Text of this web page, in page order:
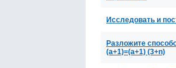
Исследовать и
Разложите
(a+1)=(a+1) (3+n)